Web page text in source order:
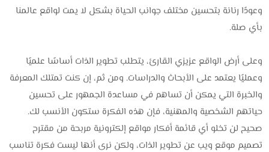
وعودًا رنانة بتحسين مختلف جوانب الحياة بشكل لا يمت لواقع عالمنا
بأي صلة.
وعلى أرض الواقع عزيزي القارئ، يتطلب تطوير الذات أساسًا علميًا
وعمليًا يعتمد على الأبحاث والدراسات. ومن ثم، إن كنت تمتلك المعرفة
والخبرة التي يمكن أن تساهم في مساعدة الجمهور على تحسين
حياتهم الشخصية والمهنية، فإن هذه الفكرة ستكون الأنسب لك.
صحيح لن تخلو أي قائمة أفكار مواقع إلكترونية مربحة من مقترح
تصميم موقع ويب عن تطوير الذات، ولكن نرى أنها ليست فكرة تناسب